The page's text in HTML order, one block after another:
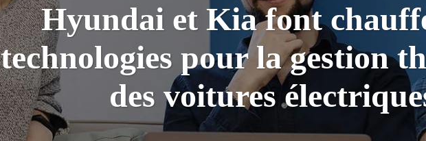
Hyundai et Kia font
technologies pour la gestion
des voitures